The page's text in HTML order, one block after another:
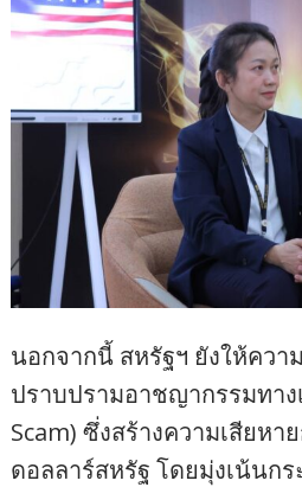
นอกจากนี้ สหรัฐฯ ยังให้คว
ปราบปรามอาชญากรรมทา
Scam) ซึ่งสร้างความเสียหา
ดอลลาร์สหรัฐ โดยมุ่งเน้นก